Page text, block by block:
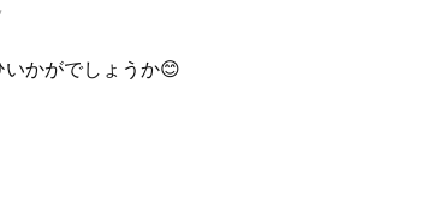
かがでしょうか😊